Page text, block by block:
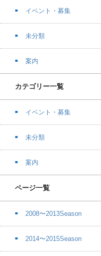
イベント・募集
未分類
案内
カテゴリー一覧
イベント・募集
未分類
案内
ページ一覧
2008〜2013Season
2014〜2015Season